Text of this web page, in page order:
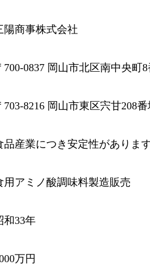
陽商事株式会社
700-0837 岡山市北区南中央町
703-8216 岡山市東区宍甘208番
品産業につき安定性がありま
用アミノ酸調味料製造販売
和33年
万円